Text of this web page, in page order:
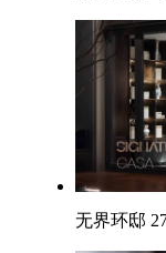
无界环邸